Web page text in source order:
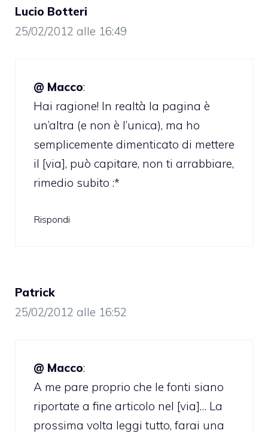
Lucio Botteri
25/02/2012 alle 16:49
@ Macco:
Hai ragione! In realtà la pagina è
un’altra (e non è l’unica), ma ho
semplicemente dimenticato di mettere
il [via], può capitare, non ti arrabbiare,
rimedio subito :*
Rispondi
Patrick
25/02/2012 alle 16:52
@ Macco:
A me pare proprio che le fonti siano
riportate a fine articolo nel [via]… La
prossima volta leggi tutto, farai una